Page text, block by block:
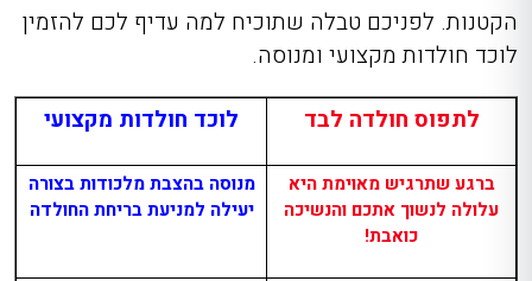
הקטנות. לפניכם טבלה שתוכיח למה עדיף לכם להזמין
לוכד חולדות מקצועי ומנוסה.
לתפוס חולדה לבד
לוכד חולדות מקצועי
ברגע שתרגיש מאוימת היא
עלולה לנשוך אתכם והנשיכה
כואבת!
מנוסה בהצבת מלכודות בצורה
יעילה למניעת בריחת החולדה